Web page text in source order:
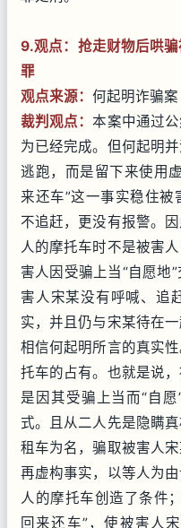
9.观点：抢走财物后哄
罪
观点来源： 何起明诈骗
裁判观点：本案中通过
为已经完成。但何起明
逃跑，而是留下来使用
来还车”这一事实稳住
不追赶，更没有报警。
人的摩托车时不是被害
害人因受骗上当“自愿地
害人宋某没有呼喊、追
实，并且仍与宋某待在
相信何起明所言的真实
托车的占有。也就是说
是因其受骗上当而“自
式。且从二人先是隐瞒
租车为名，骗取被害人
再虚构事实，以等人为
人的摩托车创造了条件
回来还车”，使被害人